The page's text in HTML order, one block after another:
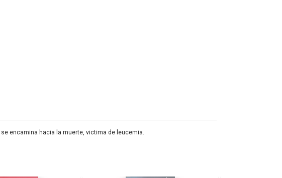
encamina hacia la muerte, victima de leucemia.